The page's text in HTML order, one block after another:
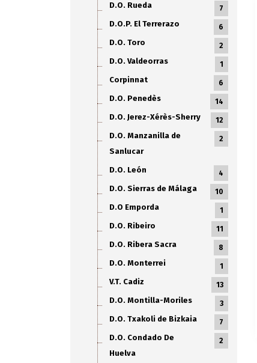
D.O. Rueda 7
D.O.P. El Terrerazo 6
D.O. Toro 2
D.O. Valdeorras 1
Corpinnat 6
D.O. Penedès 14
D.O. Jerez-Xérès-Sherry 12
D.O. Manzanilla de
Sanlucar
2
D.O. León 4
D.O. Sierras de Málaga 10
D.O Emporda 1
D.O. Ribeiro 11
D.O. Ribera Sacra 8
D.O. Monterrei 1
V.T. Cadiz 13
D.O. Montilla-Moriles 3
D.O. Txakoli de Bizkaia 7
D.O. Condado De
Huelva
2